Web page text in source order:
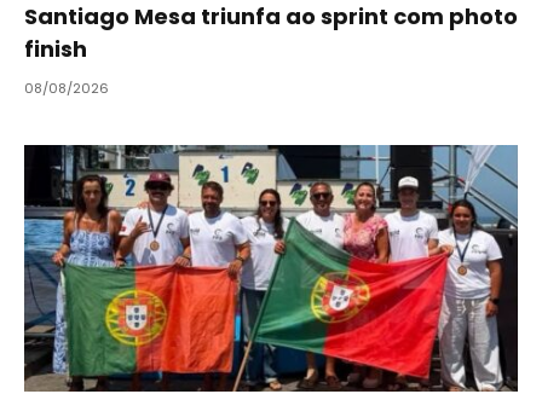
Santiago Mesa triunfa ao sprint com photo
finish
08/08/2026